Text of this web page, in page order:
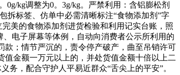
kg调整为0。3g/kg。严禁利用：含铝膨松剂
拆标签、仿单中必需清晰标注“食物添加剂”字
美的食物添加剂进货检验和利用记实台账，照
电子屏幕等体例，自动向消费者公示所利用的
；情节严沉的，责令停产破产，曲至吊销许可
金额一万元以上的，并处货值金额十倍以上二
，配合守护人平易近群众“舌尖上的平安”。